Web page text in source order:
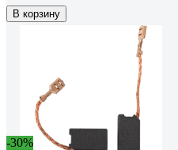
В корзину
-30%